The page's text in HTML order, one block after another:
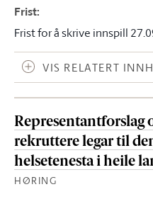
Frist:
Frist for å skrive innspill
VIS RELATERT
Representantforslag
rekruttere legar til
helsetenesta i heile
HØRING